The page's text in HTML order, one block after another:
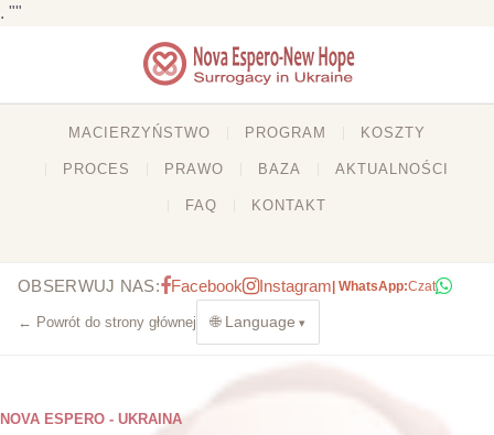
. ""
MACIERZYŃSTWO PROGRAM KOSZTY
PROCES PRAWO BAZA AKTUALNOŚCI
FAQ KONTAKT
OBSERWUJ NAS: Facebook Instagram | WhatsApp:Czat
← Powrót do strony głównej 🌐 Language
NOVA ESPERO - UKRAINA